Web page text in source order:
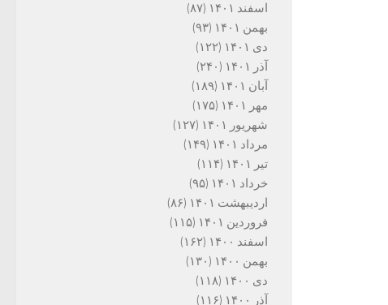
اسفند ۱۴۰۱
(۸۷)
بهمن ۱۴۰۱
(۹۳)
دی ۱۴۰۱
(۱۲۲)
آذر ۱۴۰۱
(۲۴۰)
آبان ۱۴۰۱
(۱۸۹)
مهر ۱۴۰۱
(۱۷۵)
شهریور ۱۴۰۱
(۱۲۷)
مرداد ۱۴۰۱
(۱۴۹)
تیر ۱۴۰۱
(۱۱۴)
خرداد ۱۴۰۱
(۹۵)
اردیبهشت ۱۴۰۱
(۸۶)
فروردین ۱۴۰۱
(۱۱۵)
اسفند ۱۴۰۰
(۱۶۲)
بهمن ۱۴۰۰
(۱۳۰)
دی ۱۴۰۰
(۱۱۸)
آذر ۱۴۰۰
(۱۱۶)